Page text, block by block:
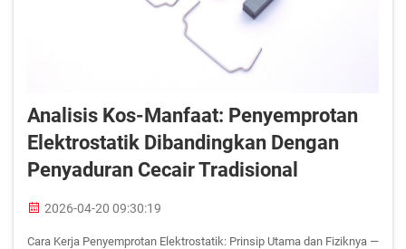
Analisis Kos-Manfaat: Penyemprotan
Elektrostatik Dibandingkan Dengan
Penyaduran Cecair Tradisional
2026-04-20 09:30:19
Cara Kerja Penyemprotan Elektrostatik: Prinsip Utama dan Fiziknya —